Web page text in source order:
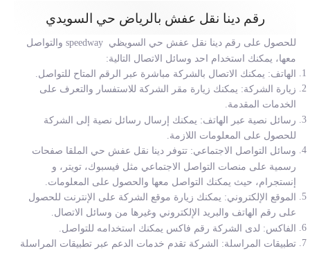
رقم دينا نقل عفش بالرياض حي السويدي
للحصول على رقم دينا نقل عفش حي السويظي
speedway والتواصل
معها، يمكنك استخدام احد وسائل الاتصال التالية:
الهاتف: يمكنك الاتصال بالشركة مباشرة عبر الرقم المتاح للتواصل.
زيارة الشركة: يمكنك زيارة مقر الشركة للاستفسار والتعرف على
الخدمات المقدمة.
رسائل نصية عبر الهاتف: يمكنك إرسال رسائل نصية إلى الشركة
للحصول على المعلومات اللازمة.
وسائل التواصل الاجتماعي: تتوفر دينا نقل عفش حي الملقا صفحات
رسمية على منصات التواصل الاجتماعي مثل فيسبوك، تويتر، و
إنستجرام، حيث يمكنك التواصل معها والحصول على المعلومات.
الموقع الإلكتروني: يمكنك زيارة موقع الشركة على الإنترنت للحصول
على رقم الهاتف والبريد الإلكتروني وغيرها من وسائل الاتصال.
الفاكس: لدى الشركة رقم فاكس يمكنك استخدامه للتواصل.
تطبيقات المراسلة: الشركة تقدم خدمات الدعم عبر تطبيقات المراسلة